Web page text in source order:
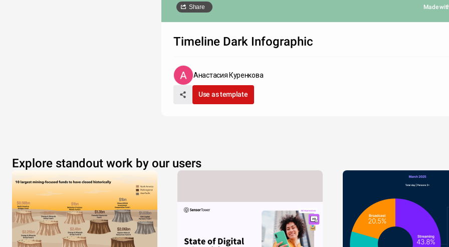
Share Made
Timeline Dark Infographic
Анастасия Куренкова
Use as template
Explore standout work by our users